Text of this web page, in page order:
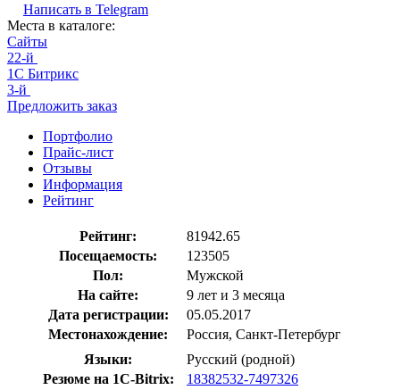
Написать в Telegram
Места в каталоге:
Сайты
22-й
1С Битрикс
3-й
Предложить заказ
Портфолио
Прайс-лист
Отзывы
Информация
Рейтинг
Рейтинг:
81942.65
Посещаемость:
123505
Пол:
Мужской
На сайте:
9 лет и 3 месяца
Дата регистрации:
05.05.2017
Местонахождение:
Россия, Санкт-Петербург
Языки:
Русский (родной)
Резюме на 1C-Bitrix:
18382532-7497326